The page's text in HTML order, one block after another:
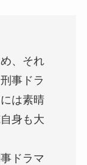
、それ
事ドラ
は素晴
身も大
ドラマ